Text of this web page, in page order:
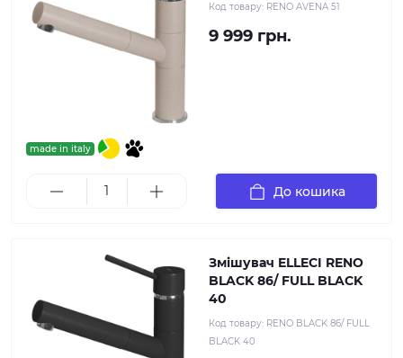
made in italy
Код товару: RENO AVENA 51
9 999 грн.
До кошика
Змішувач ELLECI RENO
BLACK 86/ FULL BLACK
40
Код товару: RENO BLACK 86/ FULL
BLACK 40